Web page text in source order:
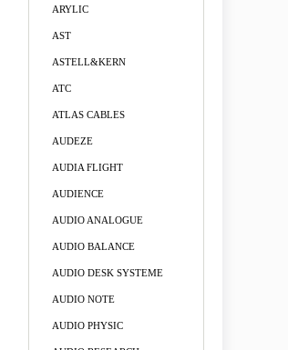
ARYLIC
AST
ASTELL&KERN
ATC
ATLAS CABLES
AUDEZE
AUDIA FLIGHT
AUDIENCE
AUDIO ANALOGUE
AUDIO BALANCE
AUDIO DESK SYSTEME
AUDIO NOTE
AUDIO PHYSIC